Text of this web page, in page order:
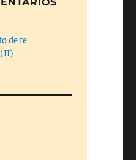
de fe
(II)